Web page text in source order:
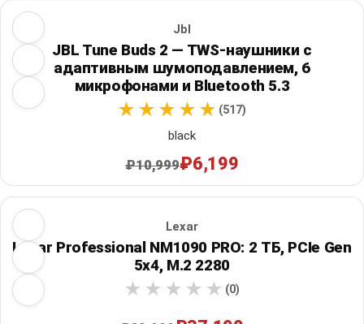
Jbl
JBL Tune Buds 2 — TWS-наушники с
адаптивным шумоподавлением, 6
микрофонами и Bluetooth 5.3
(517)
black
₽10,999₽6,199
Lexar
Lexar Professional NM1090 PRO: 2 ТБ, PCIe Gen
5x4, M.2 2280
(0)